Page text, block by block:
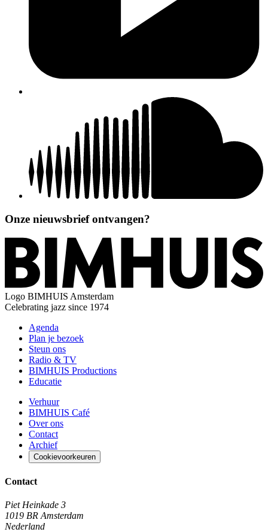
Onze nieuwsbrief ontvangen?
Logo BIMHUIS Amsterdam
Celebrating jazz since 1974
Agenda
Plan je bezoek
Steun ons
Radio & TV
BIMHUIS Productions
Educatie
Verhuur
BIMHUIS Café
Over ons
Contact
Archief
Cookievoorkeuren
Contact
Piet Heinkade 3
1019 BR Amsterdam
Nederland